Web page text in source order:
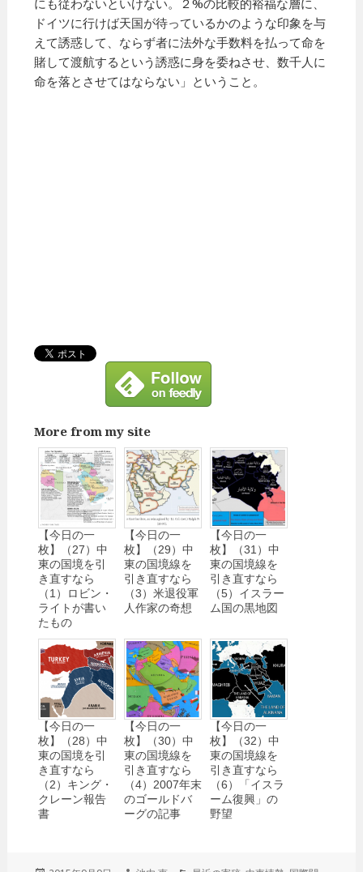
にも従わないといけない。２%の比較的裕福な層に、
ドイツに行けば天国が待っているかのような印象を与
えて誘惑して、ならず者に法外な手数料を払って命を
賭して渡航するという誘惑に身を委ねさせ、数千人に
命を落とさせてはならない」ということ。
More from my site
【今日の一
枚】（27）中
東の国境を引
き直すなら
（1）ロビン・
ライトが書い
たもの
【今日の一
枚】（29）中
東の国境線を
引き直すなら
（3）米退役軍
人作家の奇想
【今日の一
枚】（31）中
東の国境線を
引き直すなら
（5）イスラー
ム国の黒地図
【今日の一
枚】（28）中
東の国境を引
き直すなら
（2）キング・
クレーン報告
書
【今日の一
枚】（30）中
東の国境線を
引き直すなら
（4）2007年末
のゴールドバ
ーグの記事
【今日の一
枚】（32）中
東の国境線を
引き直すなら
（6）「イスラ
ーム復興」の
野望